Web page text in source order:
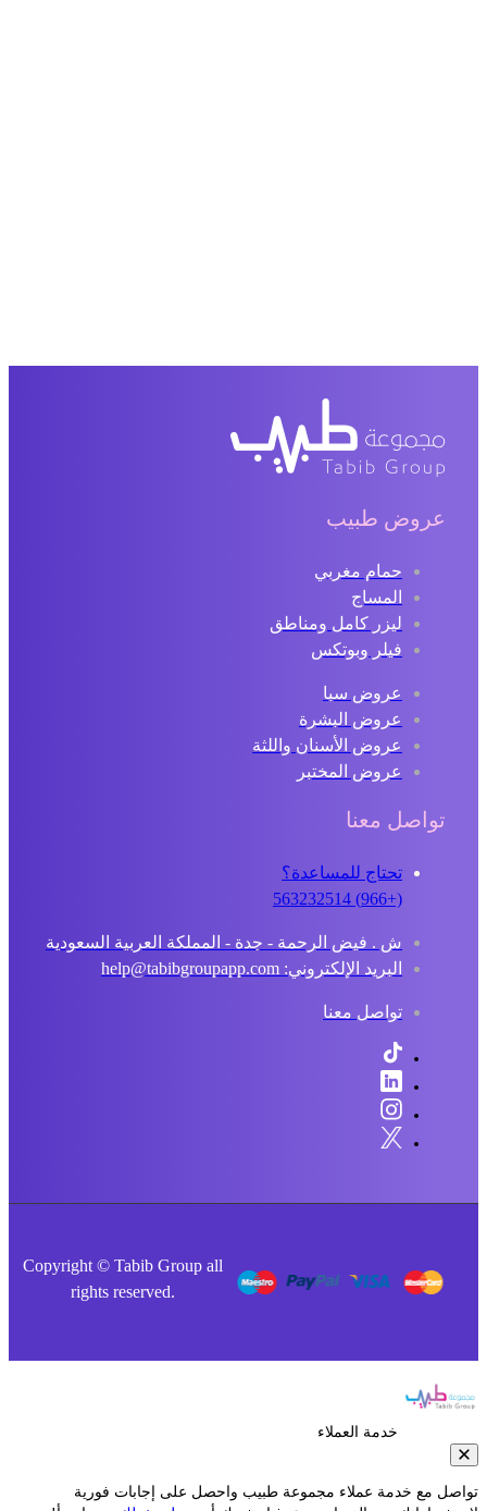
عروض طبيب
حمام مغربي
المساج
ليزر كامل ومناطق
فيلر وبوتكس
عروض سبا
عروض البشرة
عروض الأسنان واللثة
عروض المختبر
تواصل معنا
تحتاج للمساعدة؟
ش . فيض الرحمة - جدة - المملكة العربية السعودية
البريد الإلكتروني: help@tabibgroupapp.com
تواصل معنا
Copyright © Tabib Group all
rights reserved.
خدمة العملاء
مع خدمة عملاء مجموعة طبيب واحصل على إجابات فورية